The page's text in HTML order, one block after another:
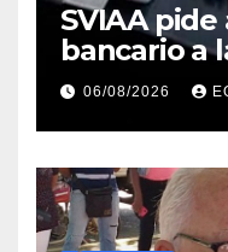
SVIAA
bancario a
familiar en
06/08/2026